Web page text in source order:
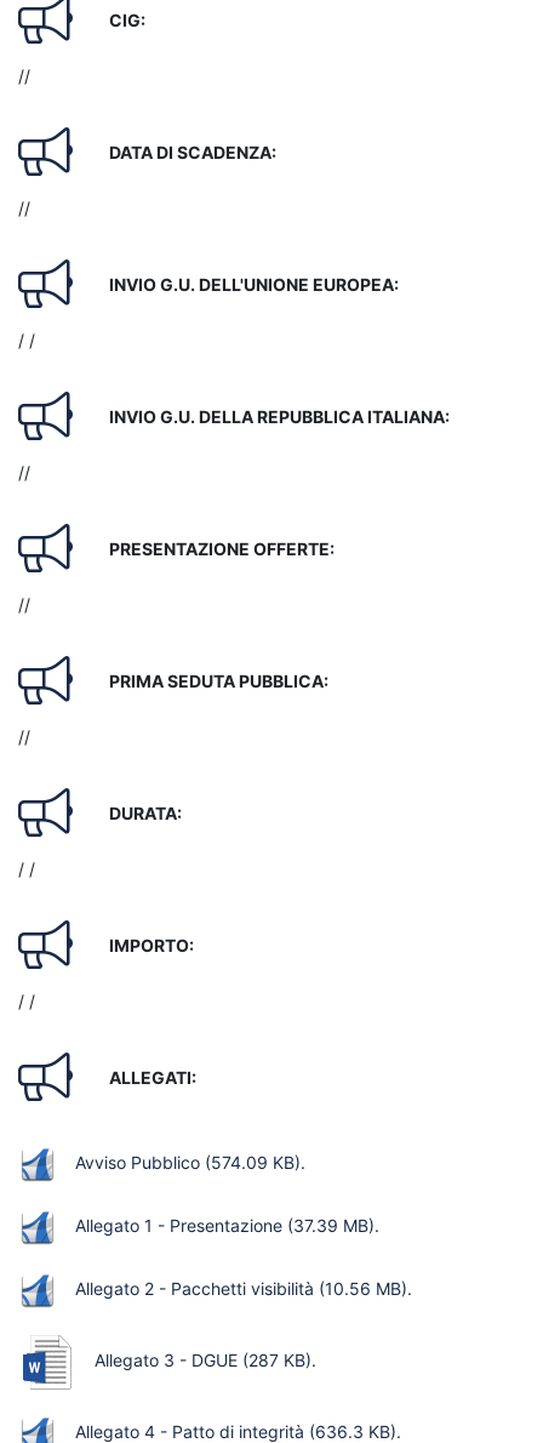
CIG:
//
DATA DI SCADENZA:
//
INVIO G.U. DELL'UNIONE EUROPEA:
/ /
INVIO G.U. DELLA REPUBBLICA ITALIANA:
//
PRESENTAZIONE OFFERTE:
//
PRIMA SEDUTA PUBBLICA:
//
DURATA:
/ /
IMPORTO:
/ /
ALLEGATI:
Avviso Pubblico (574.09 KB).
Allegato 1 - Presentazione (37.39 MB).
Allegato 2 - Pacchetti visibilità (10.56 MB).
Allegato 3 - DGUE (287 KB).
Allegato 4 - Patto di integrità (636.3 KB).